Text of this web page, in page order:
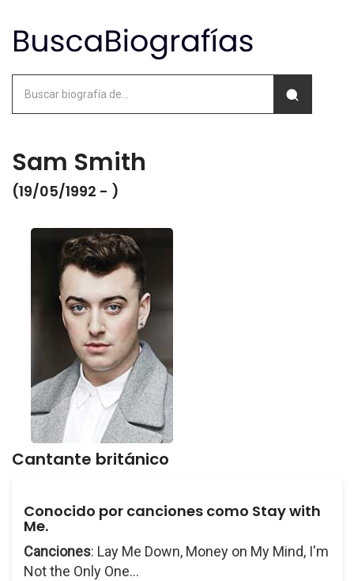
Sam Smith
(19/05/1992 - )
Cantante británico
Conocido por canciones como Stay with
Me.
Canciones: Lay Me Down, Money on My Mind, I'm
Not the Only One...